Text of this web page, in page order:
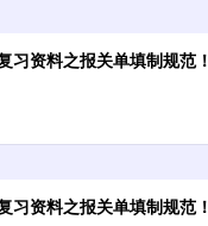
习资料之报关单填制规范！
习资料之报关单填制规范！